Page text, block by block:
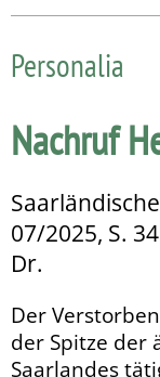
Personalia
Nachruf
07/2025, S.
Dr.
Der
der Spitze der
Saarlandes